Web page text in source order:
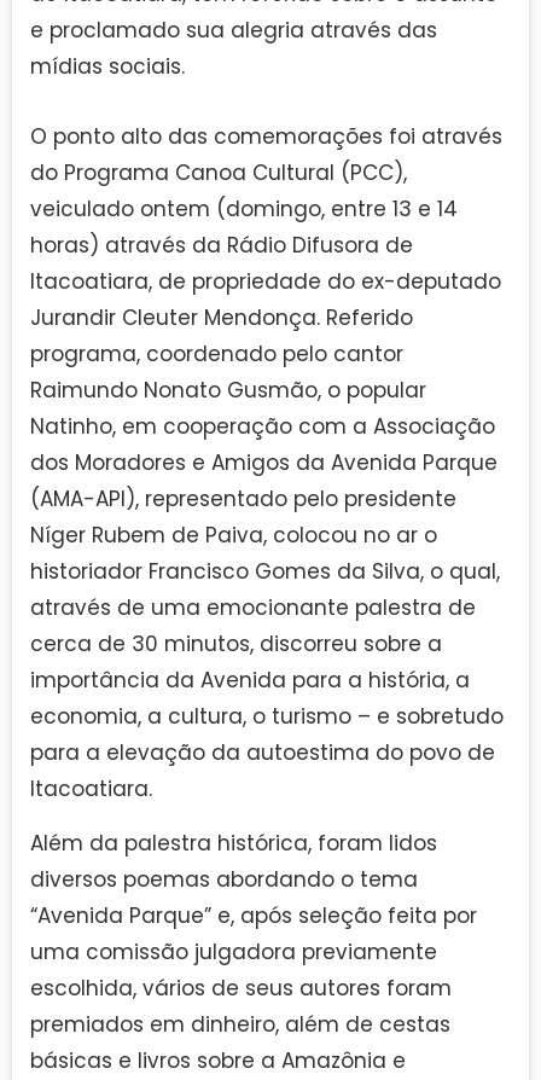
e proclamado sua alegria através das
mídias sociais.
O ponto alto das comemorações foi através
do Programa Canoa Cultural (PCC),
veiculado ontem (domingo, entre 13 e 14
horas) através da Rádio Difusora de
Itacoatiara, de propriedade do ex-deputado
Jurandir Cleuter Mendonça. Referido
programa, coordenado pelo cantor
Raimundo Nonato Gusmão, o popular
Natinho, em cooperação com a Associação
dos Moradores e Amigos da Avenida Parque
(AMA-API), representado pelo presidente
Níger Rubem de Paiva, colocou no ar o
historiador Francisco Gomes da Silva, o qual,
através de uma emocionante palestra de
cerca de 30 minutos, discorreu sobre a
importância da Avenida para a história, a
economia, a cultura, o turismo – e sobretudo
para a elevação da autoestima do povo de
Itacoatiara.
Além da palestra histórica, foram lidos
diversos poemas abordando o tema
“Avenida Parque” e, após seleção feita por
uma comissão julgadora previamente
escolhida, vários de seus autores foram
premiados em dinheiro, além de cestas
básicas e livros sobre a Amazônia e